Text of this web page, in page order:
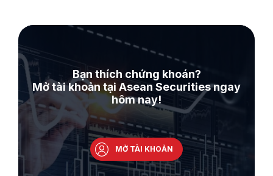
Bạn thích chứng khoán?
Mở tài khoản tại Asean Securities ngay
hôm nay!
MỞ TÀI KHOẢN